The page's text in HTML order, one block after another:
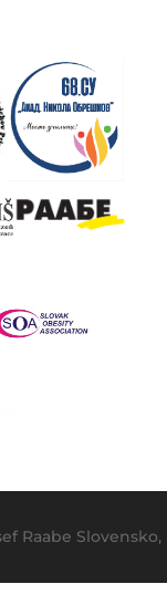
Raabe Slovensko,